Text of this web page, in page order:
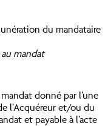
du mandataire
mandat
donné par l’une
l’Acquéreur et/ou du
et payable à l’acte